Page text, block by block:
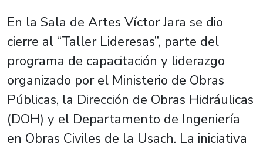
En la Sala de Artes Víctor Jara se dio
cierre al “Taller Lideresas”, parte del
programa de capacitación y liderazgo
organizado por el Ministerio de Obras
Públicas, la Dirección de Obras Hidráulicas
(DOH) y el Departamento de Ingeniería
en Obras Civiles de la Usach. La iniciativa